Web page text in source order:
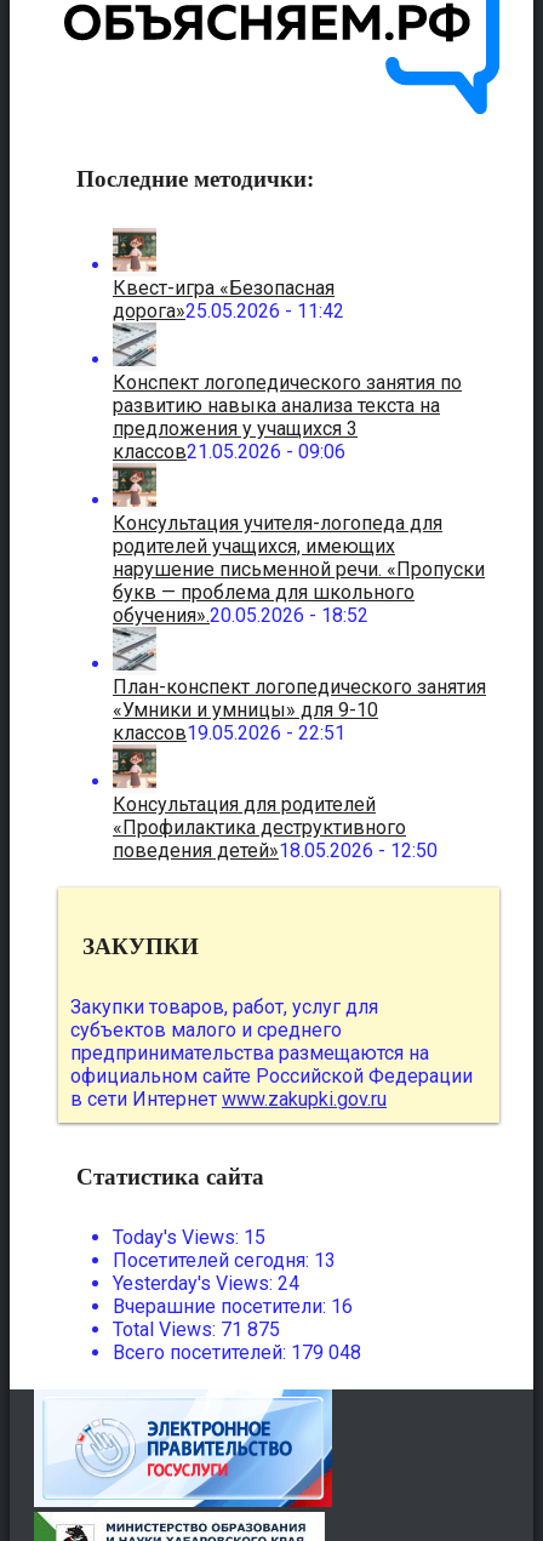
Последние методички:
Квест-игра «Безопасная
дорога»25.05.2026 - 11:42
Конспект логопедического занятия по
развитию навыка анализа текста на
предложения у учащихся 3
классов21.05.2026 - 09:06
Консультация учителя-логопеда для
родителей учащихся, имеющих
нарушение письменной речи. «Пропуски
букв — проблема для школьного
обучения».20.05.2026 - 18:52
План-конспект логопедического занятия
«Умники и умницы» для 9-10
классов19.05.2026 - 22:51
Консультация для родителей
«Профилактика деструктивного
поведения детей»18.05.2026 - 12:50
ЗАКУПКИ
Закупки товаров, работ, услуг для
субъектов малого и среднего
предпринимательства размещаются на
официальном сайте Российской Федерации
в сети Интернет www.zakupki.gov.ru
Статистика сайта
Today's Views: 15
Посетителей сегодня: 13
Yesterday's Views: 24
Вчерашние посетители: 16
Total Views: 71 875
Всего посетителей: 179 048